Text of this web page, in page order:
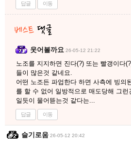
답글 이동
웃어볼까요 26-05-12 21:22
노조를 지지하면 진다(?) 또는 빨갱이다
들이 많은것 같네요.
어떤 노조든 파업한다 하면 사측에 빙의
를 할 수 없어 일방적으로 매도당해 그
일듯이 물어뜯는것 같다는...
답글 이동
슬기로움 26-05-12 20:42